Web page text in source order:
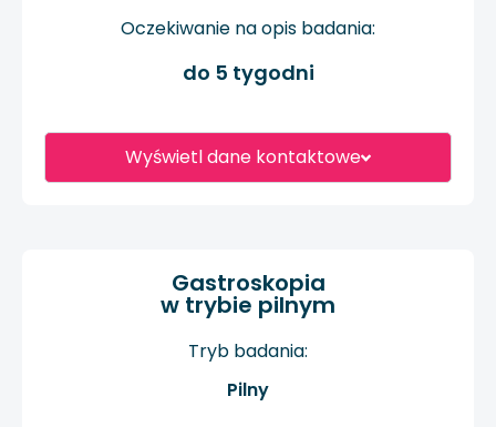
Wyświetl dane kontaktowe
Oczekiwanie na opis badania:
do 5 tygodni
Gastroskopia
w trybie pilnym
Tryb badania:
Pilny